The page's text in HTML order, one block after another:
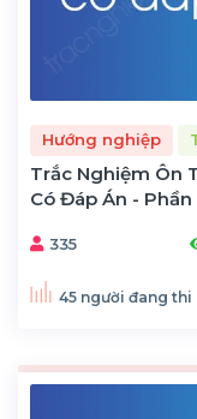
Hướng nghiệp
Trắc Nghiệm Ôn
Có Đáp Án - Phần
335
45 người đang thi